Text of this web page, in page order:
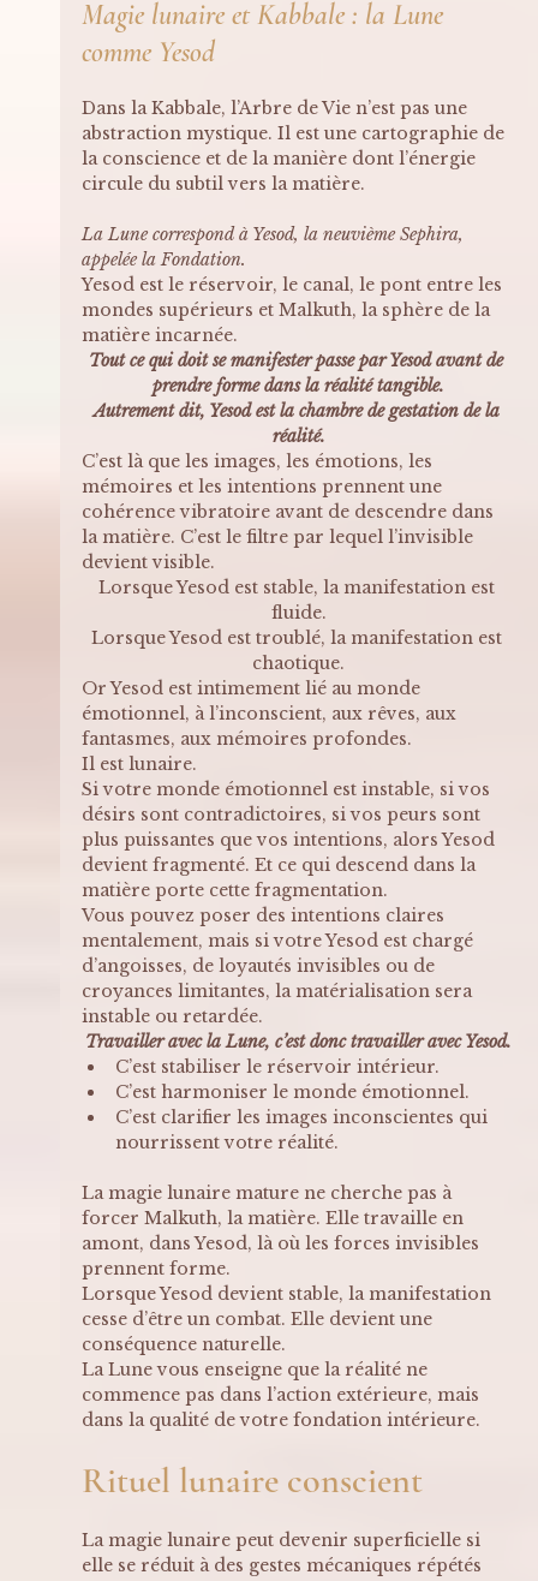
Magie lunaire et Kabbale : la Lune
comme Yesod
Dans la Kabbale, l’Arbre de Vie n’est pas une
abstraction mystique. Il est une cartographie de
la conscience et de la manière dont l’énergie
circule du subtil vers la matière.
La Lune correspond à Yesod, la neuvième Sephira,
appelée la Fondation.
Yesod est le réservoir, le canal, le pont entre les
mondes supérieurs et Malkuth, la sphère de la
matière incarnée.
Tout ce qui doit se manifester passe par Yesod avant de
prendre forme dans la réalité tangible.
Autrement dit, Yesod est la chambre de gestation de la
réalité.
C’est là que les images, les émotions, les
mémoires et les intentions prennent une
cohérence vibratoire avant de descendre dans
la matière. C’est le filtre par lequel l’invisible
devient visible.
Lorsque Yesod est stable, la manifestation est
fluide.
Lorsque Yesod est troublé, la manifestation est
chaotique.
Or Yesod est intimement lié au monde
émotionnel, à l’inconscient, aux rêves, aux
fantasmes, aux mémoires profondes.
Il est lunaire.
Si votre monde émotionnel est instable, si vos
désirs sont contradictoires, si vos peurs sont
plus puissantes que vos intentions, alors Yesod
devient fragmenté. Et ce qui descend dans la
matière porte cette fragmentation.
Vous pouvez poser des intentions claires
mentalement, mais si votre Yesod est chargé
d’angoisses, de loyautés invisibles ou de
croyances limitantes, la matérialisation sera
instable ou retardée.
Travailler avec la Lune, c’est donc travailler avec Yesod.
C’est stabiliser le réservoir intérieur.
C’est harmoniser le monde émotionnel.
C’est clarifier les images inconscientes qui
nourrissent votre réalité.
La magie lunaire mature ne cherche pas à
forcer Malkuth, la matière. Elle travaille en
amont, dans Yesod, là où les forces invisibles
prennent forme.
Lorsque Yesod devient stable, la manifestation
cesse d’être un combat. Elle devient une
conséquence naturelle.
La Lune vous enseigne que la réalité ne
commence pas dans l’action extérieure, mais
dans la qualité de votre fondation intérieure.
Rituel lunaire conscient
La magie lunaire peut devenir superficielle si
elle se réduit à des gestes mécaniques répétés